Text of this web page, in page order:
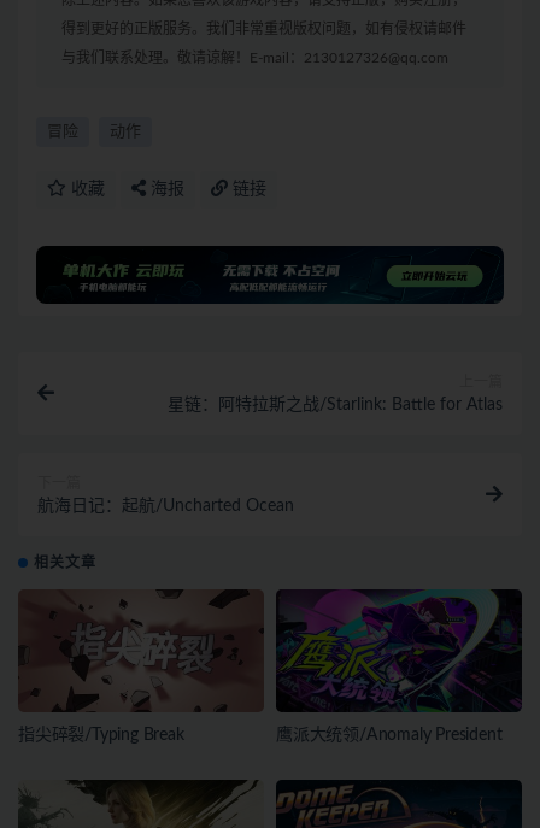
得到更好的正版服务。我们非常重视版权问题，如有侵权请邮件
与我们联系处理。敬请谅解！E-mail：2130127326@qq.com
冒险 动作
收藏 海报 链接
星链：阿特拉斯之战/Starlink: Battle for Atlas
航海日记：起航/Uncharted Ocean
相关文章
指尖碎裂/Typing Break 鹰派大统领/Anomaly President